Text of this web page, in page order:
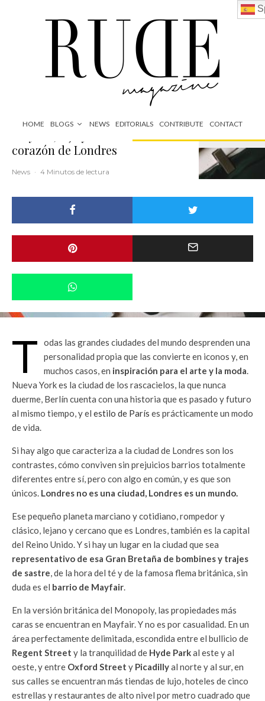
HOME BLOGS NEWS EDITORIALS CONTRIBUTE CONTACT
Mayfair, lujo y discreción en el
corazón de Londres
News · 4 Minutos de lectura
T
odas las grandes ciudades del mundo desprenden una
personalidad propia que las convierte en iconos y, en
muchos casos, en inspiración para el arte y la moda.
Nueva York es la ciudad de los rascacielos, la que nunca
duerme, Berlín cuenta con una historia que es pasado y futuro
al mismo tiempo, y el estilo de París es prácticamente un modo
de vida.
Si hay algo que caracteriza a la ciudad de Londres son los
contrastes, cómo conviven sin prejuicios barrios totalmente
diferentes entre sí, pero con algo en común, y es que son
únicos. Londres no es una ciudad, Londres es un mundo.
Ese pequeño planeta marciano y cotidiano, rompedor y
clásico, lejano y cercano que es Londres, también es la capital
del Reino Unido. Y si hay un lugar en la ciudad que sea
representativo de esa Gran Bretaña de bombines y trajes
de sastre, de la hora del té y de la famosa flema británica, sin
duda es el barrio de Mayfair.
En la versión británica del Monopoly, las propiedades más
caras se encuentran en Mayfair. Y no es por casualidad. En un
área perfectamente delimitada, escondida entre el bullicio de
Regent Street y la tranquilidad de Hyde Parkal este y al
oeste, y entre Oxford Street y Picadillyal norte y al sur, en
sus calles se encuentran más tiendas de lujo, hoteles de cinco
estrellas y restaurantes de alto nivel por metro cuadrado que